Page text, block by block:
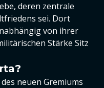
deren zentrale
sei. Dort
von ihrer
Stärke Sitz
neuen Gremiums